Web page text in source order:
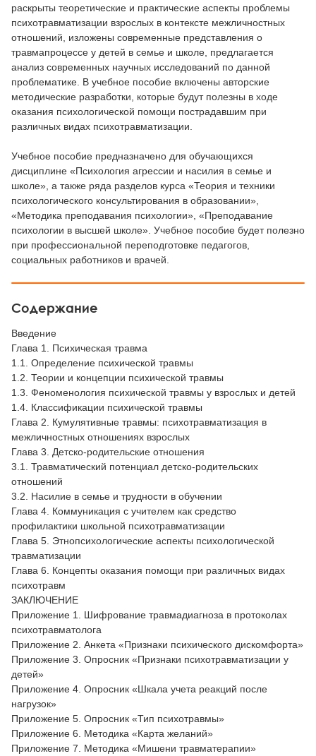
раскрыты теоретические и практические аспекты проблемы
психотравматизации взрослых в контексте межличностных
отношений, изложены современные представления о
травмапроцессе у детей в семье и школе, предлагается
анализ современных научных исследований по данной
проблематике. В учебное пособие включены авторские
методические разработки, которые будут полезны в ходе
оказания психологической помощи пострадавшим при
различных видах психотравматизации.
Учебное пособие предназначено для обучающихся
дисциплине «Психология агрессии и насилия в семье и
школе», а также ряда разделов курса «Теория и техники
психологического консультирования в образовании»,
«Методика преподавания психологии», «Преподавание
психологии в высшей школе». Учебное пособие будет полезно
при профессиональной переподготовке педагогов,
социальных работников и врачей.
Содержание
Введение
Глава 1. Психическая травма
1.1. Определение психической травмы
1.2. Теории и концепции психической травмы
1.3. Феноменология психической травмы у взрослых и детей
1.4. Классификации психической травмы
Глава 2. Кумулятивные травмы: психотравматизация в
межличностных отношениях взрослых
Глава 3. Детско-родительские отношения
3.1. Травматический потенциал детско-родительских
отношений
3.2. Насилие в семье и трудности в обучении
Глава 4. Коммуникация с учителем как средство
профилактики школьной психотравматизации
Глава 5. Этнопсихологические аспекты психологической
травматизации
Глава 6. Концепты оказания помощи при различных видах
психотравм
ЗАКЛЮЧЕНИЕ
Приложение 1. Шифрование травмадиагноза в протоколах
психотравматолога
Приложение 2. Анкета «Признаки психического дискомфорта»
Приложение 3. Опросник «Признаки психотравматизации у
детей»
Приложение 4. Опросник «Шкала учета реакций после
нагрузок»
Приложение 5. Опросник «Тип психотравмы»
Приложение 6. Методика «Карта желаний»
Приложение 7. Методика «Мишени травматерапии»